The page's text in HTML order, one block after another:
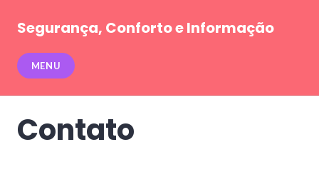
paraSegurança, Conforto e Informação
MENU
Contato